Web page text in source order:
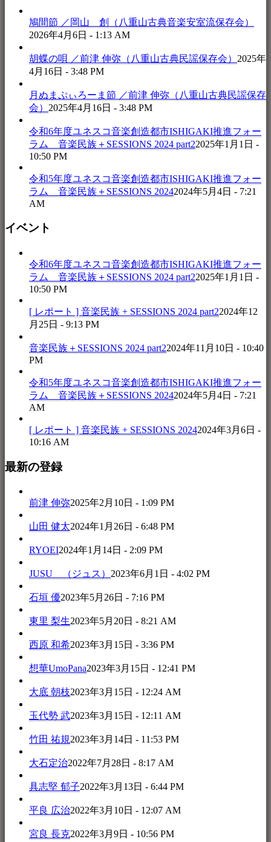
鳩間節 ／岡山 創（八重山古典音楽安室流保存会）
2026年4月6日 - 1:13 AM
胡蝶の唄 ／前津 伸弥（八重山古典民謡保存会） 2025年
4月16日 - 3:48 PM
月ぬまぷぃろーま節 ／前津 伸弥（八重山古典民謡保存
会） 2025年4月16日 - 3:48 PM
令和6年度ユネスコ音楽創造都市ISHIGAKI推進フォー
ラム 音楽民族＋SESSIONS 2024 part22025年1月1日 -
10:50 PM
令和5年度ユネスコ音楽創造都市ISHIGAKI推進フォー
ラム 音楽民族＋SESSIONS 20242024年5月4日 - 7:21
AM
イベント
令和6年度ユネスコ音楽創造都市ISHIGAKI推進フォー
ラム 音楽民族＋SESSIONS 2024 part22025年1月1日 -
10:50 PM
[ レポート ] 音楽民族 + SESSIONS 2024 part22024年12
月25日 - 9:13 PM
音楽民族＋SESSIONS 2024 part22024年11月10日 - 10:40
PM
令和5年度ユネスコ音楽創造都市ISHIGAKI推進フォー
ラム 音楽民族＋SESSIONS 20242024年5月4日 - 7:21
AM
[ レポート ] 音楽民族 + SESSIONS 20242024年3月6日 -
10:16 AM
最新の登録
前津 伸弥2025年2月10日 - 1:09 PM
山田 健太2024年1月26日 - 6:48 PM
RYOEI2024年1月14日 - 2:09 PM
JUSU （ジュス） 2023年6月1日 - 4:02 PM
石垣 優2023年5月26日 - 7:16 PM
東里 梨生2023年5月20日 - 8:21 AM
西原 和希2023年3月15日 - 3:36 PM
想華UmoPana2023年3月15日 - 12:41 PM
大底 朝枝2023年3月15日 - 12:24 AM
玉代勢 武2023年3月15日 - 12:11 AM
竹田 祐規2023年3月14日 - 11:53 PM
大石定治2022年7月28日 - 8:17 AM
具志堅 郁子2022年3月13日 - 6:44 PM
平良 広治2022年3月10日 - 12:07 AM
宮良 長克2022年3月9日 - 10:56 PM